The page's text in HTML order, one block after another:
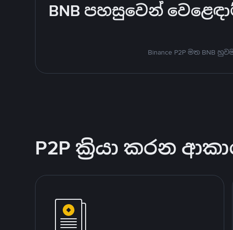
BNB පහසුවෙන්
Binance P2P මත
P2P ක්‍රියා කරන